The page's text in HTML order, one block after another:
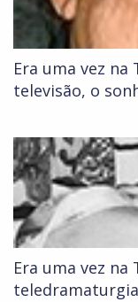
Era uma vez na
televisão, o
Era uma vez na